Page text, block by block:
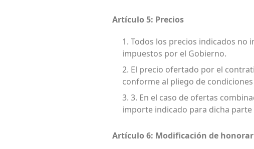
Artículo 5: Precios
1. Todos los precios indicados no
impuestos por el Gobierno.
2. El precio ofertado por el
conforme al pliego de
3. 3. En el caso de ofertas
importe indicado para dicha
Artículo 6: Modificación de